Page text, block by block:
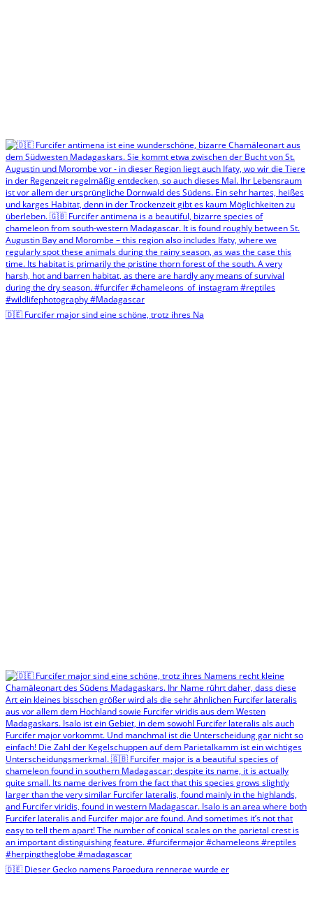
🇩🇪 Furcifer major sind eine schöne, trotz ihres Na
🇩🇪 Dieser Gecko namens Paroedura rennerae wurde er